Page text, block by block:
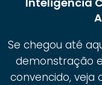
Se chegou até
demonstração
convencido, veja